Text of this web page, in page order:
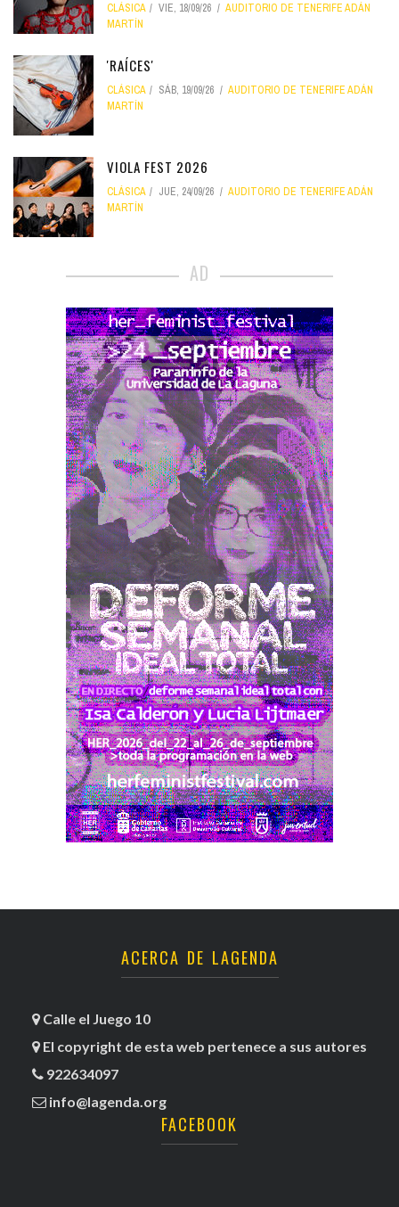
CLÁSICA VIE, 18/09/26
AUDITORIO DE TENERIFE ADÁN
MARTÍN
'RAÍCES'
CLÁSICA SÁB, 19/09/26
AUDITORIO DE TENERIFE ADÁN
MARTÍN
VIOLA FEST 2026
CLÁSICA JUE, 24/09/26
AUDITORIO DE TENERIFE ADÁN
MARTÍN
AD
ACERCA DE LAGENDA
Calle el Juego 10
El copyright de esta web pertenece a sus autores
922634097
info@lagenda.org
FACEBOOK